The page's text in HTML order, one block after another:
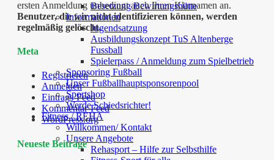
Besetzung Bewirtungshütte
Informationen
Jugendsatzung
Ausbildungskonzept TuS Altenberge
Fussball
Spielerpass / Anmeldung zum Spielbetrieb
Sponsoring Fußball
Unser Fußballhauptsponsorenpool
Sportshop
Werde Schiedsrichter!
Fitness / REHA
Willkommen/ Kontakt
Unsere Angebote
Rehasport – Hilfe zur Selbsthilfe
ersten Anmeldung unbedingt auch Ihren Klarnamen an.
Benutzer, die wir nicht identifizieren können, werden
regelmäßig gelöscht.
Meta
Registrieren
Anmelden
Eintrags-Feed
Kommentar-Feed
WordPress.org
Neueste Beiträge